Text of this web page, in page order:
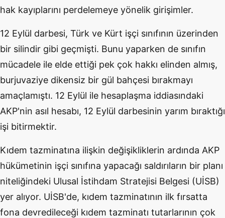
hak kayıplarını perdelemeye yönelik girişimler.
12 Eylül darbesi, Türk ve Kürt işçi sınıfının üzerinden
bir silindir gibi geçmişti. Bunu yaparken de sınıfın
mücadele ile elde ettiği pek çok hakkı elinden almış,
burjuvaziye dikensiz bir gül bahçesi bırakmayı
amaçlamıştı. 12 Eylül ile hesaplaşma iddiasındaki
AKP'nin asıl hesabı, 12 Eylül darbesinin yarım bıraktığı
işi bitirmektir.
Kıdem tazminatına ilişkin değişikliklerin ardında AKP
hükümetinin işçi sınıfına yapacağı saldırıların bir planı
niteliğindeki Ulusal İstihdam Stratejisi Belgesi (UİSB)
yer alıyor. UİSB'de, kıdem tazminatının ilk fırsatta
fona devredileceği kıdem tazminatı tutarlarının çok